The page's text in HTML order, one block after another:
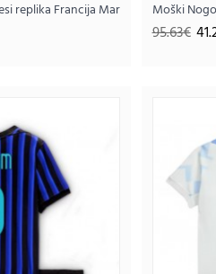
91.88€
..
2026 Kratek rokav (+ hlače)
replika Francija Marcus Thuram #9
Moški
95.63€